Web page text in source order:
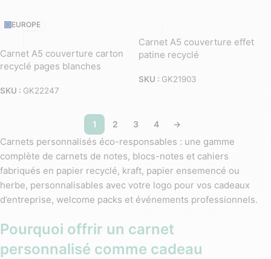
EUROPE
Carnet A5 couverture carton
recyclé pages blanches
SKU : GK22247
Carnet A5 couverture effet
patine recyclé
SKU : GK21903
1 2 3 4 →
Carnets personnalisés éco-responsables : une gamme
complète de carnets de notes, blocs-notes et cahiers
fabriqués en papier recyclé, kraft, papier ensemencé ou
herbe, personnalisables avec votre logo pour vos cadeaux
d’entreprise, welcome packs et événements professionnels.
Pourquoi offrir un carnet
personnalisé comme cadeau